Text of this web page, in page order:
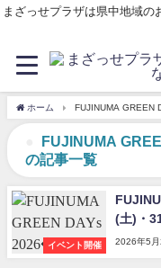
まざっせプラザは県中地域
ホーム FUJINUMA GREEN
FUJINUMA
の記事一覧
イベント開催
(土)・
2026年5月